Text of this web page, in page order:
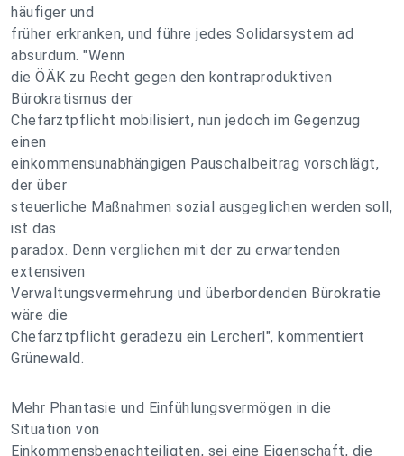
häufiger und
früher erkranken, und führe jedes Solidarsystem ad
absurdum. "Wenn
die ÖÄK zu Recht gegen den kontraproduktiven
Bürokratismus der
Chefarztpflicht mobilisiert, nun jedoch im Gegenzug
einen
einkommensunabhängigen Pauschalbeitrag vorschlägt,
der über
steuerliche Maßnahmen sozial ausgeglichen werden soll,
ist das
paradox. Denn verglichen mit der zu erwartenden
extensiven
Verwaltungsvermehrung und überbordenden Bürokratie
wäre die
Chefarztpflicht geradezu ein Lercherl", kommentiert
Grünewald.
Mehr Phantasie und Einfühlungsvermögen in die
Situation von
Einkommensbenachteiligten, sei eine Eigenschaft, die